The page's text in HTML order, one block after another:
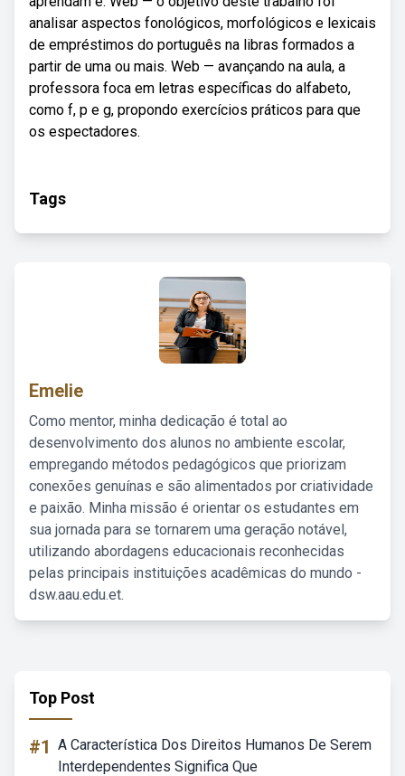
analisar aspectos fonológicos, morfológicos e lexicais
de empréstimos do português na libras formados a
partir de uma ou mais. Web — avançando na aula, a
professora foca em letras específicas do alfabeto,
como f, p e g, propondo exercícios práticos para que
os espectadores.
Tags
Emelie
Como mentor, minha dedicação é total ao
desenvolvimento dos alunos no ambiente escolar,
empregando métodos pedagógicos que priorizam
conexões genuínas e são alimentados por criatividade
e paixão. Minha missão é orientar os estudantes em
sua jornada para se tornarem uma geração notável,
utilizando abordagens educacionais reconhecidas
pelas principais instituições acadêmicas do mundo -
dsw.aau.edu.et.
Top Post
#1 A Característica Dos Direitos Humanos De Serem
Interdependentes Significa Que